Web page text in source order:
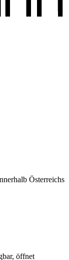
Österreichs
öffnet